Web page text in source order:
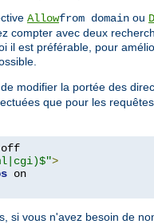
Allowfrom domain ou
compter avec deux
il est préférable, pour
modifier la portée des
que pour les
>
si vous n'avez besoin de